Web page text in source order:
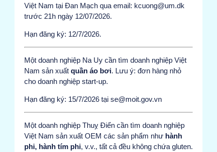
Việt Nam tại Đan Mạch qua email: kcuong@um.dk
trước 21h ngày 12/07/2026.
Hạn đăng ký: 12/7/2026.
Một doanh nghiệp Na Uy cần tìm doanh nghiệp Việt
Nam sản xuất quần áo bơi. Lưu ý: đơn hàng nhỏ
cho doanh nghiệp start-up.
Hạn đăng ký: 15/7/2026 tại se@moit.gov.vn
Một doanh nghiệp Thuỵ Điển cần tìm doanh nghiệp
Việt Nam sản xuất OEM các sản phẩm như hành
phi, hành tím phi, v.v., tất cả đều không chứa gluten.